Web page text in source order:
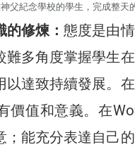
父紀念學校的學生，完成整天
的修煉：態度是由
難多角度掌握學生
以達致持續發展。
價值和意義。在
；能充分表達自己